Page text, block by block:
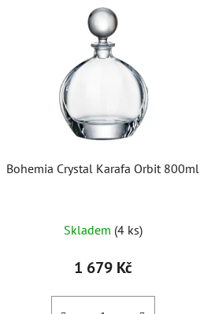
Bohemia Crystal Karafa Orbit 800ml
Skladem (4 ks)
1 679 Kč